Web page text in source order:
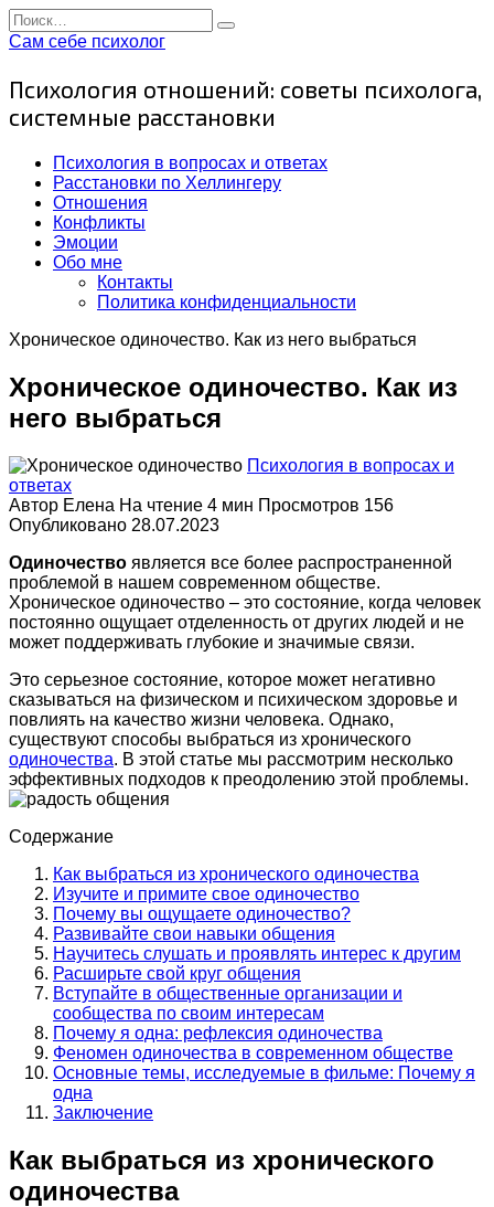
Перейти
к
Search
for:
Сам себе психолог
Психология отношений: советы психолога,
системные расстановки
Психология в вопросах и ответах
Расстановки по Хеллингеру
Отношения
Конфликты
Эмоции
Обо мне
Контакты
Политика конфиденциальности
Хроническое одиночество. Как из него выбраться
Хроническое одиночество. Как из
него выбраться
Психология в вопросах и
ответах
Автор Елена На чтение 4 мин Просмотров 156
Опубликовано 28.07.2023
Одиночество является все более распространенной
проблемой в нашем современном обществе.
Хроническое одиночество – это состояние, когда человек
постоянно ощущает отделенность от других людей и не
может поддерживать глубокие и значимые связи.
Это серьезное состояние, которое может негативно
сказываться на физическом и психическом здоровье и
повлиять на качество жизни человека. Однако,
существуют способы выбраться из хронического
одиночества. В этой статье мы рассмотрим несколько
эффективных подходов к преодолению этой проблемы.
Содержание
Как выбраться из хронического одиночества
Изучите и примите свое одиночество
Почему вы ощущаете одиночество?
Развивайте свои навыки общения
Научитесь слушать и проявлять интерес к другим
Расширьте свой круг общения
Вступайте в общественные организации и
сообщества по своим интересам
Почему я одна: рефлексия одиночества
Феномен одиночества в современном обществе
Основные темы, исследуемые в фильме: Почему я
одна
Заключение
Как выбраться из хронического
одиночества